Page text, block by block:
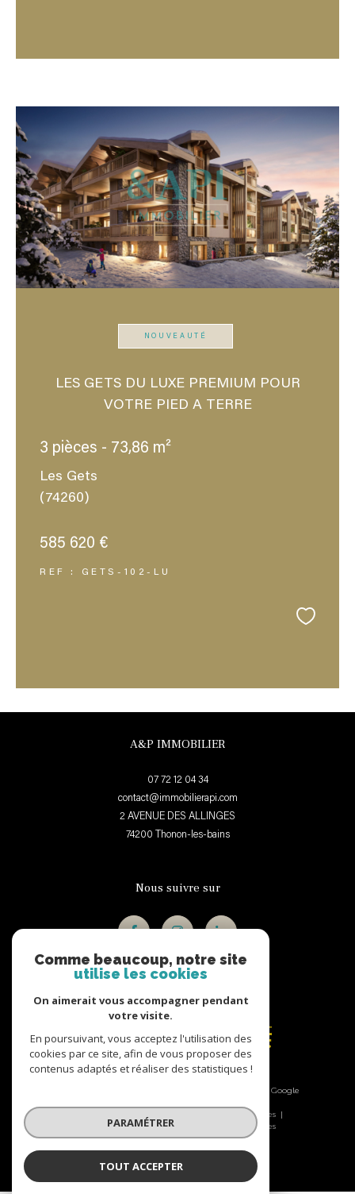
NOUVEAUTÉ
LES GETS DU LUXE PREMIUM POUR
VOTRE PIED A TERRE
3 pièces - 73,86 m²
Les Gets
(74260)
585 620 €
REF : GETS-102-LU
A&P IMMOBILIER
07 72 12 04 34
contact@immobilierapi.com
2 AVENUE DES ALLINGES
74200
thonon-les-bains
Nous suivre sur
Adhérents
© 2026 | Tous droits réservés | Traduction powered by Google
Mentions légales
Admin
Nos liens Politique RGPD Cookies
Comme beaucoup, notre site
utilise les cookies
On aimerait vous accompagner pendant
votre visite.
En poursuivant, vous acceptez l'utilisation des
cookies par ce site, afin de vous proposer des
contenus adaptés et réaliser des statistiques !
PARAMÉTRER
TOUT ACCEPTER